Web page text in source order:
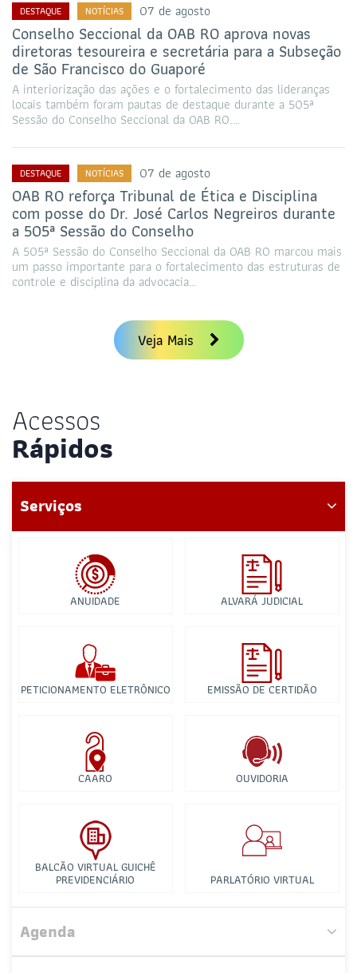
DESTAQUE NOTÍCIAS 07 de agosto
Conselho Seccional da OAB RO aprova novas
diretoras tesoureira e secretária para a Subseção
de São Francisco do Guaporé
A interiorização das ações e o fortalecimento das lideranças
locais também foram pautas de destaque durante a 505ª
Sessão do Conselho Seccional da OAB RO.…
DESTAQUE NOTÍCIAS 07 de agosto
OAB RO reforça Tribunal de Ética e Disciplina
com posse do Dr. José Carlos Negreiros durante
a 505ª Sessão do Conselho
A 505ª Sessão do Conselho Seccional da OAB RO marcou mais
um passo importante para o fortalecimento das estruturas de
controle e disciplina da advocacia…
Veja Mais
Acessos
Rápidos
Serviços
ANUIDADE ALVARÁ JUDICIAL
PETICIONAMENTO ELETRÔNICO EMISSÃO DE CERTIDÃO
CAARO OUVIDORIA
BALCÃO VIRTUAL GUICHÊ
PREVIDENCIÁRIO PARLATÓRIO VIRTUAL
Agenda